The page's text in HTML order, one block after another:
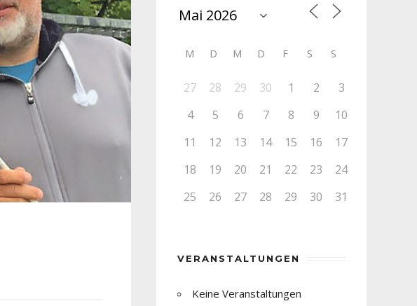
M D M D F S S
27 28 29 30 1 2
3
4
5 6 7 8 9
10
11
12 13 14 15 16
17
18
19 20 21 22 23
24
25
26 27 28 29 30 31
VERANSTALTUNGEN
Keine Veranstaltungen